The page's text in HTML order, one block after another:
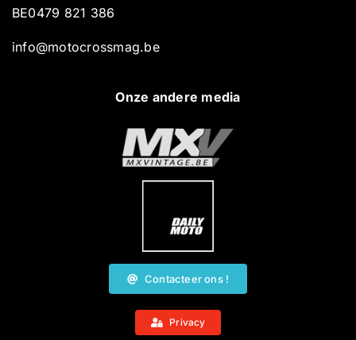
BE0479 821 386
info@motocrossmag.be
Onze andere media
Contacteer ons !
Privacy